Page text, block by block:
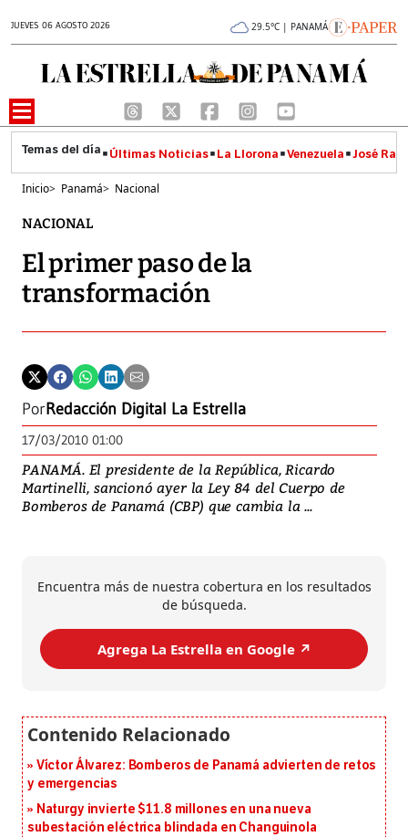
JUEVES 06 AGOSTO 2026 29.5°C | PANAMÁ
Últimas Noticias La Llorona Venezuela José
Inicio> Panamá> Nacional
NACIONAL
El primer paso de la
transformación
PorRedacción Digital La Estrella
17/03/2010 01:00
PANAMÁ. El presidente de la República, Ricardo
Martinelli, sancionó ayer la Ley 84 del Cuerpo de
Bomberos de Panamá (CBP) que cambia la ...
Encuentra más de nuestra cobertura en los resultados
de búsqueda.
Agrega La Estrella en Google ↗️
Víctor Álvarez: Bomberos de Panamá advierten de retos
y emergencias
Naturgy invierte $11.8 millones en una nueva
subestación eléctrica blindada en Changuinola